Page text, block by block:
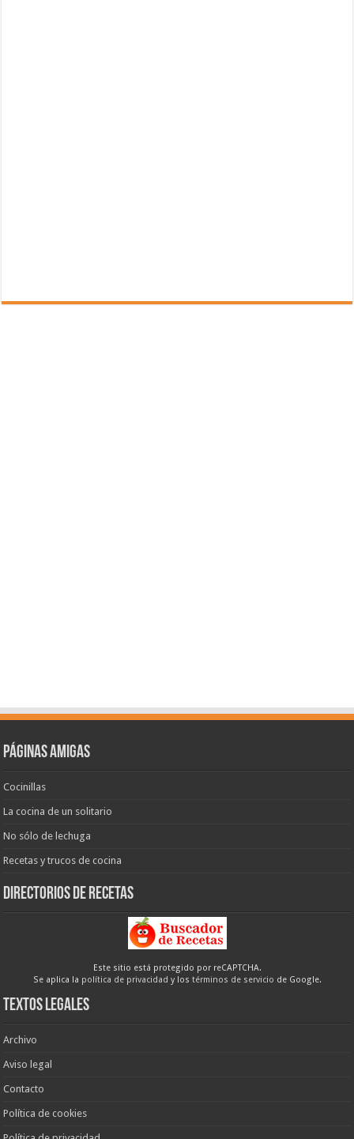
Páginas amigas
Cocinillas
La cocina de un solitario
No sólo de lechuga
Recetas y trucos de cocina
Directorios de recetas
Este sitio está protegido por reCAPTCHA.
Se aplica la política de privacidad y los términos de servicio de Google.
Textos legales
Archivo
Aviso legal
Contacto
Política de cookies